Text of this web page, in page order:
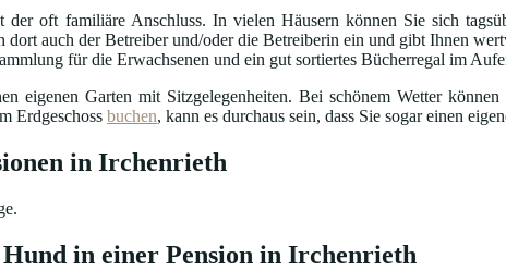
der oft familiäre Anschluss. In vielen Häusern können Sie sich
dort auch der Betreiber und/oder die Betreiberin ein und gibt Ihnen
für die Erwachsenen und ein gut sortiertes Bücherregal im
eigenen Garten mit Sitzgelegenheiten. Bei schönem Wetter
Erdgeschoss buchen, kann es durchaus sein, dass Sie sogar einen
in Irchenrieth
in einer Pension in Irchenrieth